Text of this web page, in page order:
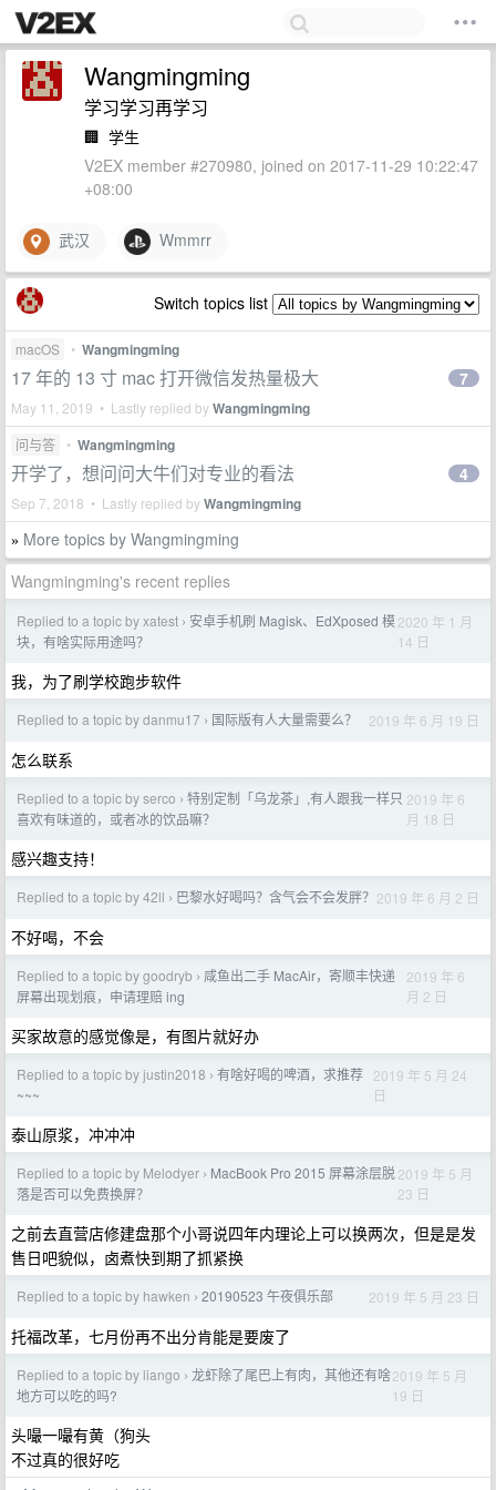
Wangmingming
学习学习再学习
🏢 学生
V2EX member #270980, joined on 2017-11-29 10:22:47
+08:00
武汉 Wmmrr
Switch topics list
macOS • Wangmingming
17 年的 13 寸 mac 打开微信发热量极大
May 11, 2019 • Lastly replied byWangmingming
7
问与答 • Wangmingming
开学了，想问问大牛们对专业的看法
Sep 7, 2018 • Lastly replied byWangmingming
4
» More topics by Wangmingming
Wangmingming's recent replies
Replied to a topic by xatest › 安卓手机刷 Magisk、EdXposed 模
块，有啥实际用途吗？
2020 年 1 月
14 日
我，为了刷学校跑步软件
Replied to a topic by danmu17 › 国际版有人大量需要么？ 2019 年 6 月 19 日
怎么联系
Replied to a topic by serco › 特别定制「乌龙茶」,有人跟我一样只
喜欢有味道的，或者冰的饮品嘛？
2019 年 6
月 18 日
感兴趣支持！
Replied to a topic by 42ll › 巴黎水好喝吗？含气会不会发胖？ 2019 年 6 月 2 日
不好喝，不会
Replied to a topic by goodryb › 咸鱼出二手 MacAir，寄顺丰快递
屏幕出现划痕，申请理赔 ing
2019 年 6
月 2 日
买家故意的感觉像是，有图片就好办
Replied to a topic by justin2018 › 有啥好喝的啤酒，求推荐
~~~
2019 年 5 月 24
日
泰山原浆，冲冲冲
Replied to a topic by Melodyer › MacBook Pro 2015 屏幕涂层脱
落是否可以免费换屏？
2019 年 5 月
23 日
之前去直营店修建盘那个小哥说四年内理论上可以换两次，但是是发
售日吧貌似，卤煮快到期了抓紧换
Replied to a topic by hawken › 20190523 午夜俱乐部 2019 年 5 月 23 日
托福改革，七月份再不出分肯能是要废了
Replied to a topic by liango › 龙虾除了尾巴上有肉，其他还有啥
地方可以吃的吗?
2019 年 5 月
19 日
头嘬一嘬有黄（狗头
不过真的很好吃